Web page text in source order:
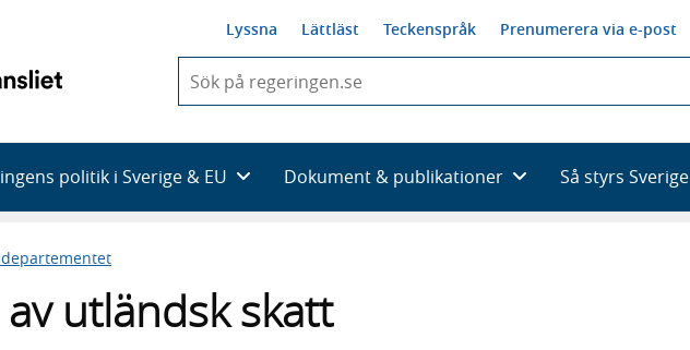
Lyssna Lättläst Teckenspråk Prenumerera via e-post
du
skriva
framträder
en
politik i Sverige & EU Dokument & publikationer Så styrs Sverige
utländsk skatt